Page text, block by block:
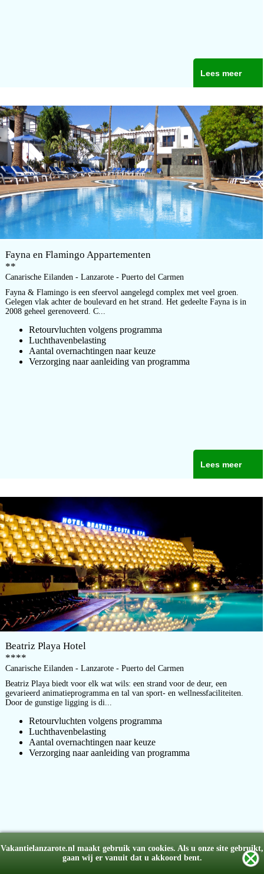
Vakantielanzarote.nl maakt gebruik van cookies. Als u onze site gebruikt,
gaan wij er vanuit dat u akkoord bent.
Lees meer
Fayna en Flamingo Appartementen
**
Canarische Eilanden - Lanzarote - Puerto del Carmen
Fayna & Flamingo is een sfeervol aangelegd complex met veel groen.
Gelegen vlak achter de boulevard en het strand. Het gedeelte Fayna is in
2008 geheel gerenoveerd. C...
Retourvluchten volgens programma
Luchthavenbelasting
Aantal overnachtingen naar keuze
Verzorging naar aanleiding van programma
Lees meer
Beatriz Playa Hotel
****
Canarische Eilanden - Lanzarote - Puerto del Carmen
Beatriz Playa biedt voor elk wat wils: een strand voor de deur, een
gevarieerd animatieprogramma en tal van sport- en wellnessfaciliteiten.
Door de gunstige ligging is di...
Retourvluchten volgens programma
Luchthavenbelasting
Aantal overnachtingen naar keuze
Verzorging naar aanleiding van programma
Lees meer